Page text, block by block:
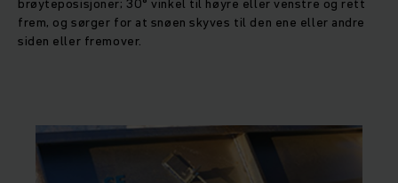
frem, og sørger for at snøen skyves til den ene eller andre
siden eller fremover.